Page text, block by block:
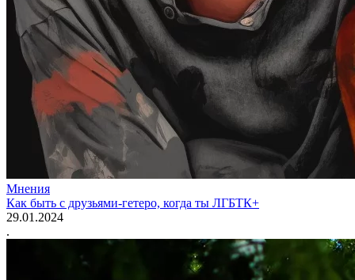
Мнения
Как быть с друзьями-гетеро, когда ты ЛГБТК+
29.01.2024
.